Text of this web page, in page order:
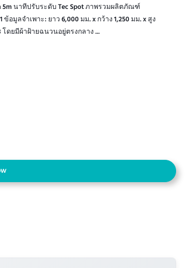
5m นาทีปรับระดับ Tec Spot ภาพรวมผลิตภัณฑ์
อมูลจำเพาะ: ยาว 6,000 มม. x กว้าง 1,250 มม. x สูง
ดยมีผ้าฝ้ายฉนวนอยู่ตรงกลาง ...